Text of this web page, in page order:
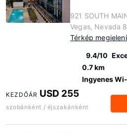
921 SOUTH
Vegas, Nevada
Térkép
9.4/10
0.7 km
Ingyenes
KEZDŐÁR USD 255
szobánként / éjszakánként